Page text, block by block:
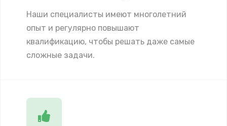
Наши специалисты имеют многолетний
опыт и регулярно повышают
квалификацию, чтобы решать даже самые
сложные задачи.